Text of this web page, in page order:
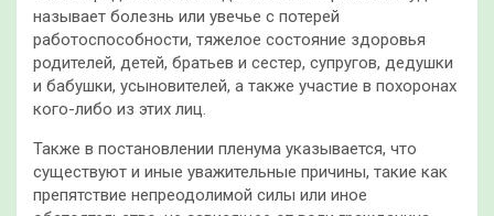
называет болезнь или увечье с потерей
работоспособности, тяжелое состояние здоровья
родителей, детей, братьев и сестер, супругов, дедушки
и бабушки, усыновителей, а также участие в похоронах
кого-либо из этих лиц.
Также в постановлении пленума указывается, что
существуют и иные уважительные причины, такие как
препятствие непреодолимой силы или иное